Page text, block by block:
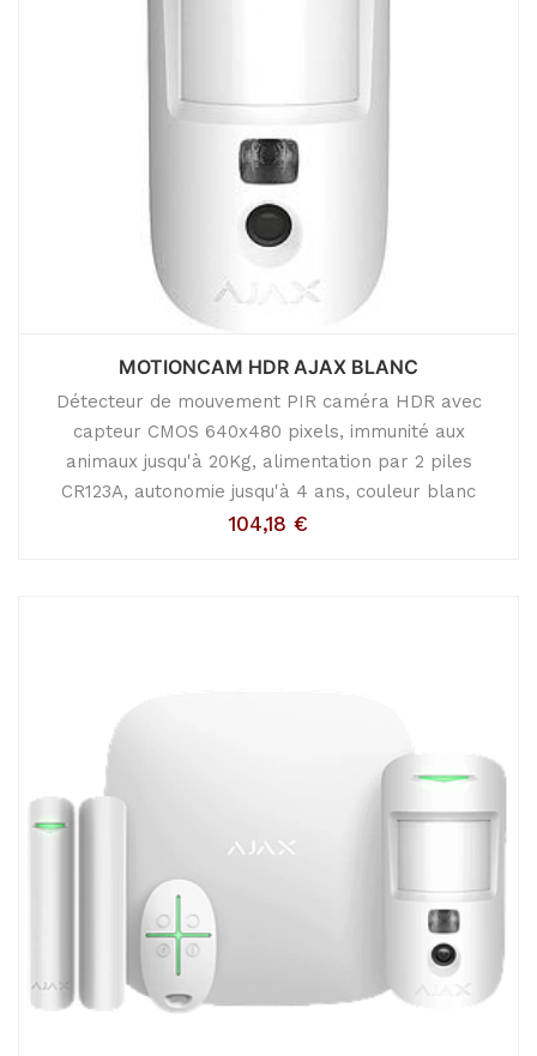
MOTIONCAM HDR AJAX BLANC
Détecteur de mouvement PIR caméra HDR avec
capteur CMOS 640x480 pixels, immunité aux
animaux jusqu'à 20Kg, alimentation par 2 piles
CR123A, autonomie jusqu'à 4 ans, couleur blanc
104,18 €